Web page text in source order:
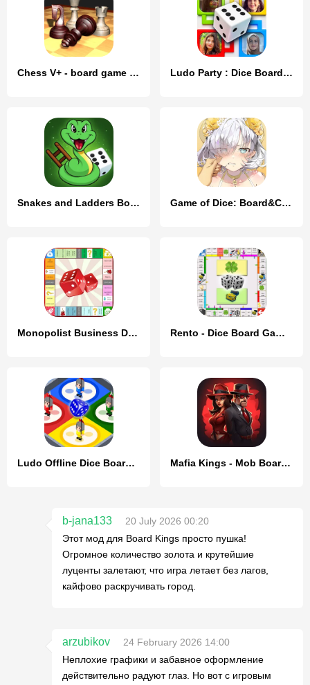
Chess V+ - board game of kings Ludo Party : Dice Board Game
Snakes and Ladders Board Games Game of Dice: Board&Card&Anime
Monopolist Business Dice Board Rento - Dice Board Game Online
Ludo Offline Dice Board Game Mafia Kings - Mob Board Game
b-jana133
20 July 2026 00:20
Этот мод для Board Kings просто пушка!
Огромное количество золота и крутейшие
луценты залетают, что игра летает без лагов,
кайфово раскручивать город.
arzubikov
24 February 2026 14:00
Неплохие графики и забавное оформление
действительно радуют глаз. Но вот с игровым